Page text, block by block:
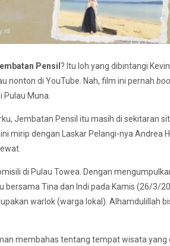
Pensil ? Itu loh yang dibintangi
nonton di YouTube. Nah, film ini pernah
Pulau Muna.
Jembatan Pensil itu masih di sekitaran
mirip dengan Laskar Pelangi-nya Andrea
di Pulau Towea. Dengan
Tina dan Indi pada Kamis (26/3/
warlok (warga lokal). Alhamdulillah
membahas tentang tempat wisata yang